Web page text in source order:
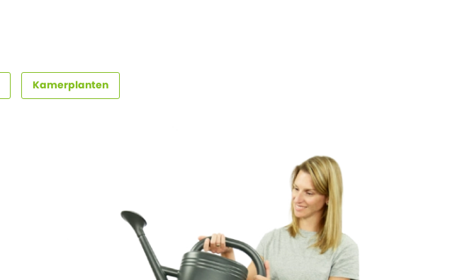
Kamerplanten